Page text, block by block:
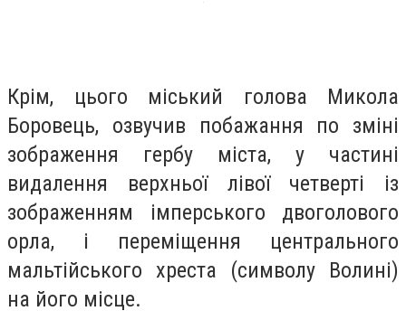
Крім, цього міський голова Микола
Боровець, озвучив побажання по зміні
зображення гербу міста, у частині
видалення верхньої лівої четверті із
зображенням імперського двоголового
орла, і переміщення центрального
мальтійського хреста (символу Волині)
на його місце.